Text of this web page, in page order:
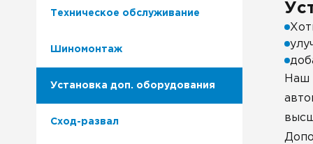
Техническое обслуживание
Шиномонтаж
Установка доп. оборудования
Сход-развал
Наш